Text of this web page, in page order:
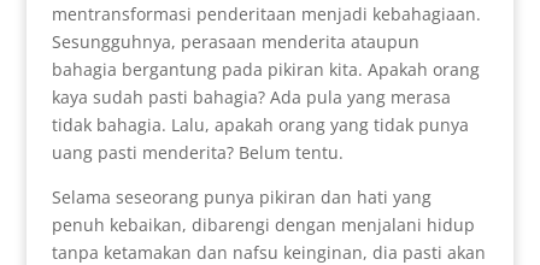
mentransformasi penderitaan menjadi kebahagiaan.
Sesungguhnya, perasaan menderita ataupun
bahagia bergantung pada pikiran kita. Apakah orang
kaya sudah pasti bahagia? Ada pula yang merasa
tidak bahagia. Lalu, apakah orang yang tidak punya
uang pasti menderita? Belum tentu.
Selama seseorang punya pikiran dan hati yang
penuh kebaikan, dibarengi dengan menjalani hidup
tanpa ketamakan dan nafsu keinginan, dia pasti akan